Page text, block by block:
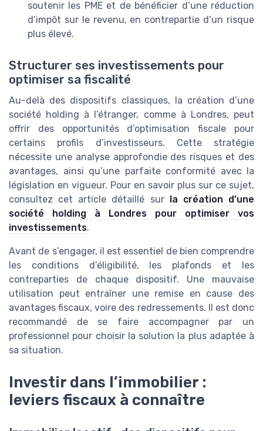
soutenir les PME et de bénéficier d’une réduction
d’impôt sur le revenu, en contrepartie d’un risque
plus élevé.
Structurer ses investissements pour
optimiser sa fiscalité
Au-delà des dispositifs classiques, la création d’une
société holding à l’étranger, comme à Londres, peut
offrir des opportunités d’optimisation fiscale pour
certains profils d’investisseurs. Cette stratégie
nécessite une analyse approfondie des risques et des
avantages, ainsi qu’une parfaite conformité avec la
législation en vigueur. Pour en savoir plus sur ce sujet,
consultez cet article détaillé sur
la création d’une
société holding à Londres pour optimiser vos
investissements.
Avant de s’engager, il est essentiel de bien comprendre
les conditions d’éligibilité, les plafonds et les
contreparties de chaque dispositif. Une mauvaise
utilisation peut entraîner une remise en cause des
avantages fiscaux, voire des redressements. Il est donc
recommandé de se faire accompagner par un
professionnel pour choisir la solution la plus adaptée à
sa situation.
Investir dans l’immobilier :
leviers fiscaux à connaître